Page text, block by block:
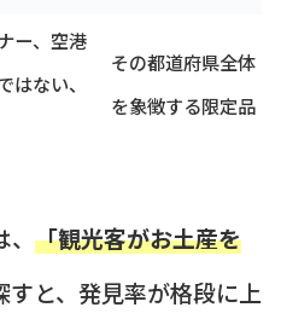
ー、空港
はない、
その都道府県全体
を象徴する限定品
「観光客がお土産を
すと、発見率が格段に上